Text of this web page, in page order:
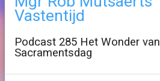
Vastentijd
Podcast 285 Het Wonder van
Sacramentsdag